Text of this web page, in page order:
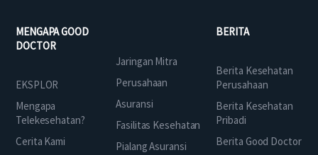
MENGAPA GOOD
DOCTOR
EKSPLOR
Mengapa
Telekesehatan?
Cerita Kami
Jaringan Mitra
Perusahaan
Asuransi
Fasilitas Kesehatan
Pialang Asuransi
BERITA
Berita Kesehatan
Perusahaan
Berita Kesehatan
Pribadi
Berita Good Doctor